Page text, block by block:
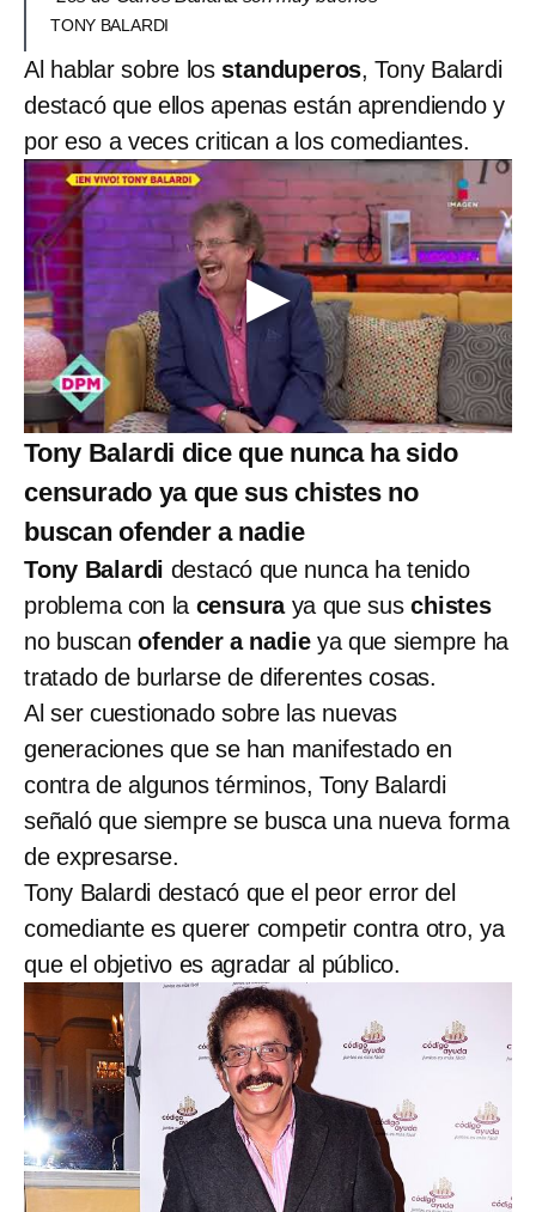
TONY BALARDI
Al hablar sobre los standuperos, Tony Balardi
destacó que ellos apenas están aprendiendo y
por eso a veces critican a los comediantes.
Tony Balardi dice que nunca ha sido
censurado ya que sus chistes no
buscan ofender a nadie
Tony Balardi destacó que nunca ha tenido
problema con la censura ya que suschistes
no buscanofender a nadieya que siempre ha
tratado de burlarse de diferentes cosas.
Al ser cuestionado sobre las nuevas
generaciones que se han manifestado en
contra de algunos términos, Tony Balardi
señaló que siempre se busca una nueva forma
de expresarse.
Tony Balardi destacó que el peor error del
comediante es querer competir contra otro, ya
que el objetivo es agradar al público.